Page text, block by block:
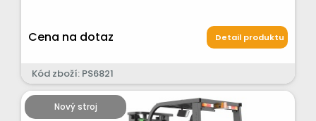
Cena na dotaz Detail produktu
Kód zboží: PS6821
Nový stroj